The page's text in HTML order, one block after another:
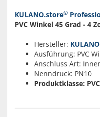
KULANO.store©
PVC Winkel 45 Grad - 4
Hersteller:
Ausführung: PVC
Anschluss Art:
Nenndruck: PN10
Produktklasse: